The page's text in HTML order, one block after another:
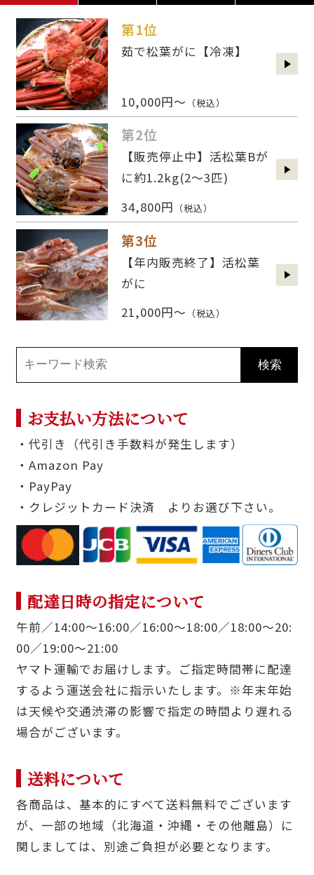
第1位
茹で松葉がに【冷凍】
10,000円～ （税込）
第2位
【販売停止中】活松葉Bが
に約1.2kg(2〜3匹)
34,800円 （税込）
第3位
【年内販売終了】活松葉
がに
21,000円～ （税込）
お支払い方法について
・代引き（代引き手数料が発生します）
・Amazon Pay
・PayPay
・クレジットカード決済 よりお選び下さい。
配達日時の指定について
午前／14:00〜16:00／16:00〜18:00／18:00〜20:
00／19:00〜21:00
ヤマト運輸でお届けします。ご指定時間帯に配達
するよう運送会社に指示いたします。※年末年始
は天候や交通渋滞の影響で指定の時間より遅れる
場合がございます。
送料について
各商品は、基本的にすべて送料無料でございます
が、一部の地域（北海道・沖縄・その他離島）に
関しましては、別途ご負担が必要となります。